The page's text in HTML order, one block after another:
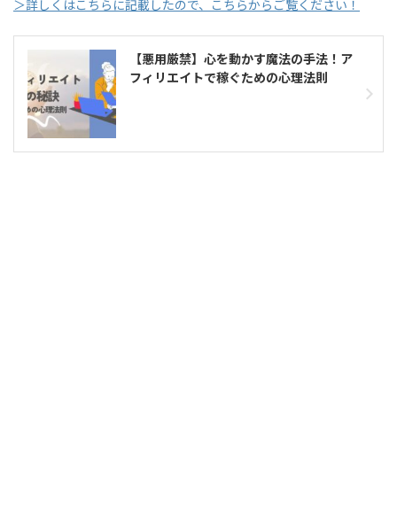
＞詳しくはこちらに記載したので、こちらからご覧ください！
【悪用厳禁】心を動かす魔法の手法！ア
フィリエイトで稼ぐための心理法則